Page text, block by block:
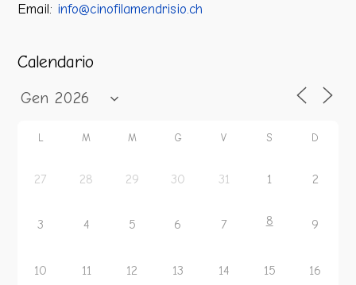
Email: info@cinofilamendrisio.ch
Calendario
L M M G V S D
27 28 29 30 31 1 2
3 4 5 6 7 8 9
10 11 12 13 14 15 16